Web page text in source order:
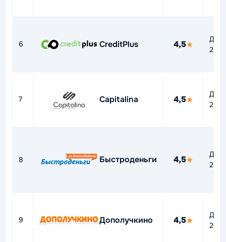
6 CreditPlus 4,5
До
7 Capitalina 4,5
До
8 Быстроденьги 4,5
До
9 Дополучкино 4,5
До